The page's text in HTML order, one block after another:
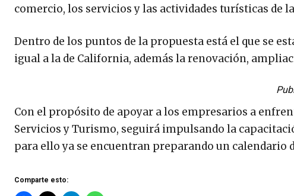
comercio, los servicios y las actividades turísticas de
Dentro de los puntos de la propuesta está el que se
igual a la de California, además la renovación,
Con el propósito de apoyar a los empresarios a
Servicios y Turismo, seguirá impulsando la
para ello ya se encuentran preparando un calendario
Comparte esto: